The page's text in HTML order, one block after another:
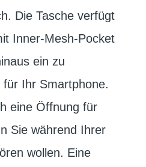
Die Tasche verfügt
Inner-Mesh-Pocket
ein zu
für Ihr Smartphone.
eine Öffnung für
Sie während Ihrer
wollen. Eine